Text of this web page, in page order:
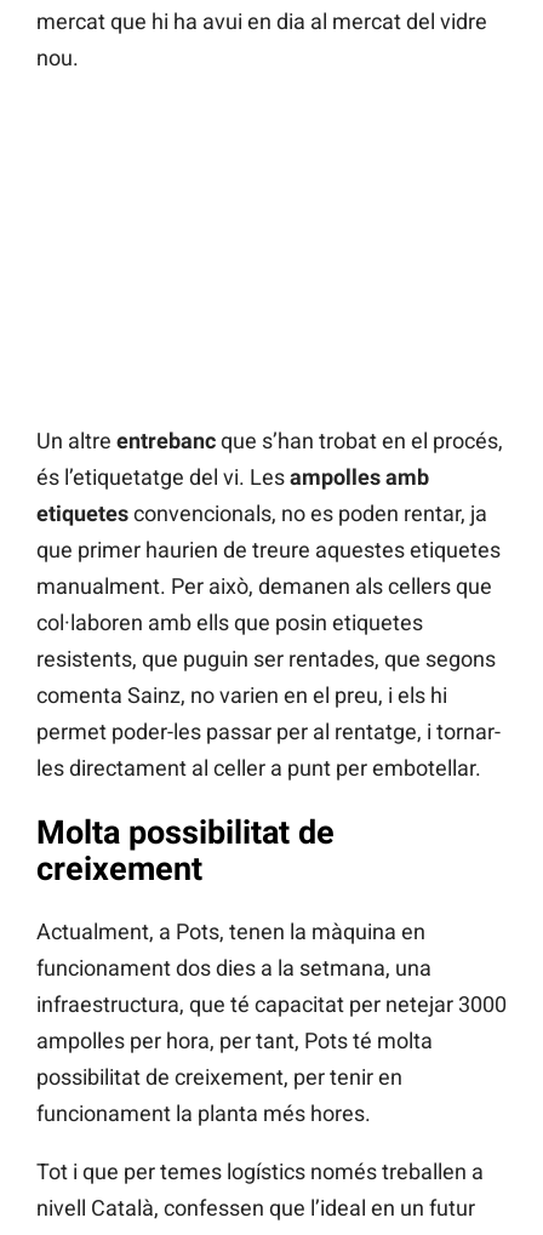
mercat que hi ha avui en dia al mercat del vidre
nou.
Un altre entrebancque s’han trobat en el procés,
és l’etiquetatge del vi. Lesampolles amb
etiquetesconvencionals, no es poden rentar, ja
que primer haurien de treure aquestes etiquetes
manualment. Per això, demanen als cellers que
col·laboren amb ells que posin etiquetes
resistents, que puguin ser rentades, que segons
comenta Sainz, no varien en el preu, i els hi
permet poder-les passar per al rentatge, i tornar-
les directament al celler a punt per embotellar.
Molta possibilitat de
creixement
Actualment, a Pots, tenen la màquina en
funcionament dos dies a la setmana, una
infraestructura, que té capacitat per netejar 3000
ampolles per hora, per tant, Pots té molta
possibilitat de creixement, per tenir en
funcionament la planta més hores.
Tot i que per temes logístics només treballen a
nivell Català, confessen que l’ideal en un futur